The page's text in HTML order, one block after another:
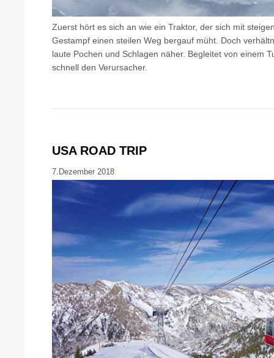
Zuerst hört es sich an wie ein Traktor, der sich mit
Gestampf einen steilen Weg bergauf müht. Doch
laute Pochen und Schlagen näher. Begleitet von einem
schnell den Verursacher.
USA ROAD TRIP
7.Dezember 2018